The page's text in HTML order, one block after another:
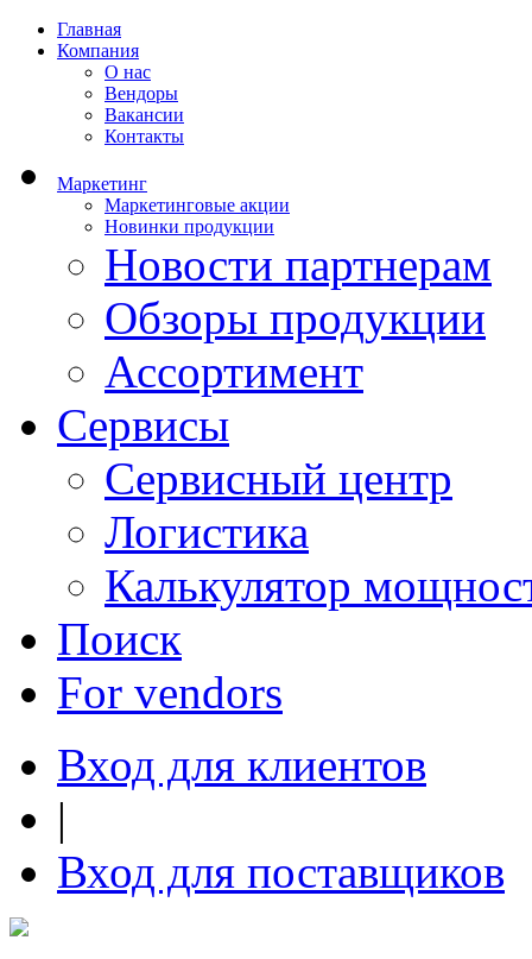
Главная
Компания
О нас
Вендоры
Вакансии
Контакты
Маркетинг
Маркетинговые акции
Новинки продукции
Новости партнерам
Обзоры продукции
Ассортимент
Сервисы
Сервисный центр
Логистика
Калькулятор
Поиск
For vendors
Вход для клиентов
|
Вход для поставщиков